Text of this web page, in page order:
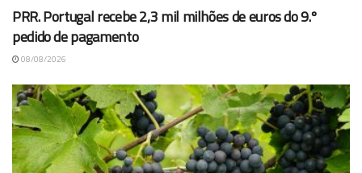
PRR. Portugal recebe 2,3 mil milhões de euros do 9.º
pedido de pagamento
08/08/2026